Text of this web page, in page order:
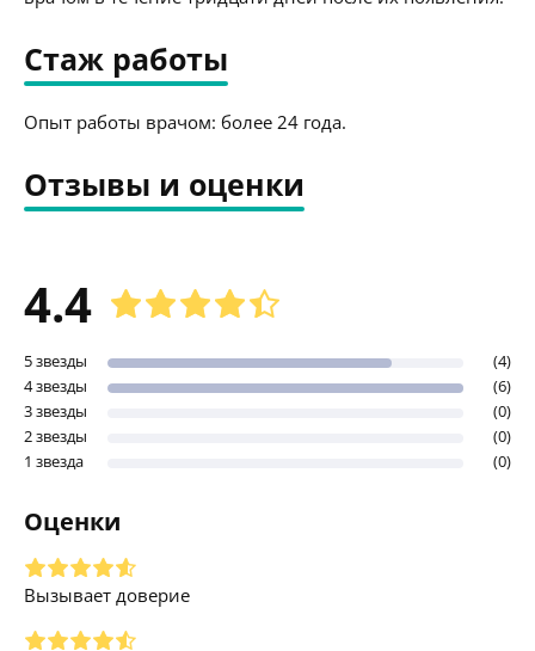
Стаж работы
Опыт работы врачом: более 24 года.
Отзывы и оценки
4.4
5 звезды
(4)
4 звезды
(6)
3 звезды
(0)
2 звезды
(0)
1 звезда
(0)
Оценки
Вызывает доверие